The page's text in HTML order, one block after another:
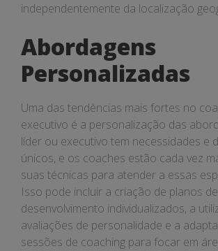
independentemente da localização
Abordagens
Personalizadas
Uma das tendências mais fortes no
executivo é a personalização das
líder ou executivo tem necessidades e
únicos, e os coaches estão cada vez
suas técnicas para atender a essas
Isso pode incluir a criação de planos de
desenvolvimento individualizados, a
avaliações de personalidade e a
sessões de coaching para focar em